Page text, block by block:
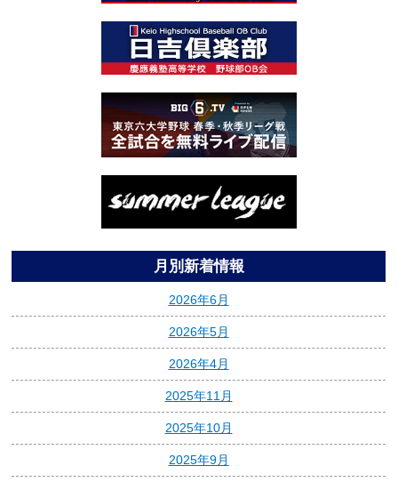
月別新着情報
2026年6月
2026年5月
2026年4月
2025年11月
2025年10月
2025年9月